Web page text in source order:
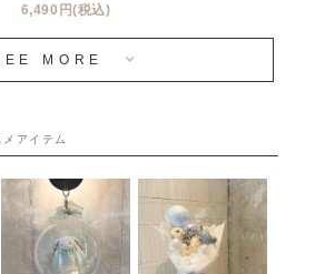
ニューヨークスタイルバルーン
ービス
ェッティバルーン特集
堀江店・名古屋 星ヶ丘店・滋賀 配送
6,490円(税込)
MORE
メアイテム